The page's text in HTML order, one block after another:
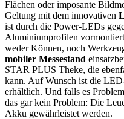
Flächen oder imposante
Geltung mit dem innovativen
ist durch die Power-LEDs
Aluminiumprofilen
weder Können, noch
mobiler Messestand
STAR PLUS Theke, die
kann. Auf Wunsch ist die
erhältlich. Und falls es
das gar kein Problem: Die
Akku gewährleistet werden.